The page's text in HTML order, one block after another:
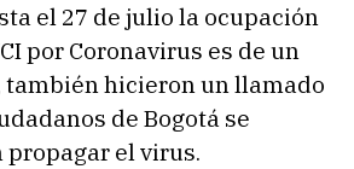
el 27 de julio la ocupación
por Coronavirus es de un
también hicieron un llamado
de Bogotá se
propagar el virus.